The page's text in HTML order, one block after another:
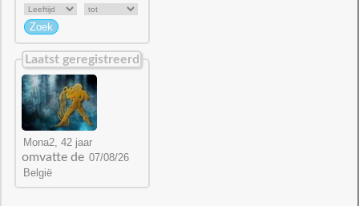
Laatst geregistreerd
omvatte de